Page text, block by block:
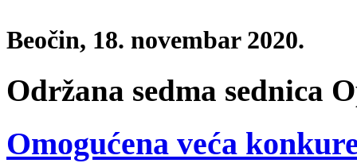
Beočin, 18. novembar 2020.
Održana sedma sednica
Omogućena veća